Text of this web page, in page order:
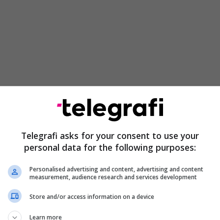
studentët tanë u dalluan për
disiplinë artistike dhe profesionalizëm, duke
të larta:
Kategorinë IV, u nderua me Çmimin e Parë, nën
të Prof. Asoc. Xhevdet Sahatxhija, duke
të jashtëzakonshëm teknik dhe interpretativ.
V, u shpërblye me Çmimin e Tretë, nën
Telegrafi asks for your consent to use your
personal data for the following purposes:
Personalised advertising and content, advertising and content
measurement, audience research and services development
Store and/or access information on a device
Learn more